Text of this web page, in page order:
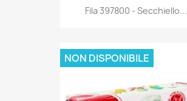
Anteprima
Fila 397800 - Secchiello...
NON DISPONIBILE